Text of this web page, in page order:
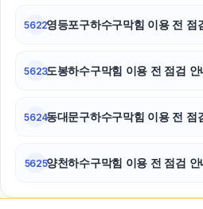
5622영등포구하수구막힘 이용 전
5623도봉하수구막힘 이용 전 점검
5624동대문구하수구막힘 이용 전
5625양천하수구막힘 이용 전 점검